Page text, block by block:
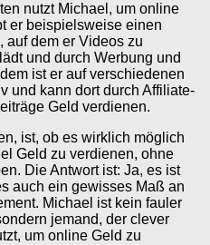
nutzt Michael, um online
er beispielsweise einen
auf dem er Videos zu
und durch Werbung und
ist er auf verschiedenen
und kann dort durch Affiliate-
Geld verdienen.
ist, ob es wirklich möglich
Geld zu verdienen, ohne
Die Antwort ist: Ja, es ist
auch ein gewisses Maß an
Michael ist kein fauler
jemand, der clever
um online Geld zu